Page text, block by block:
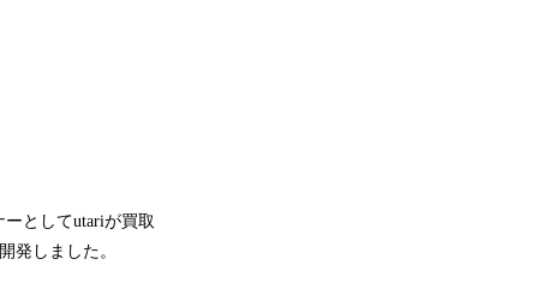
としてutariが買取
発しました。